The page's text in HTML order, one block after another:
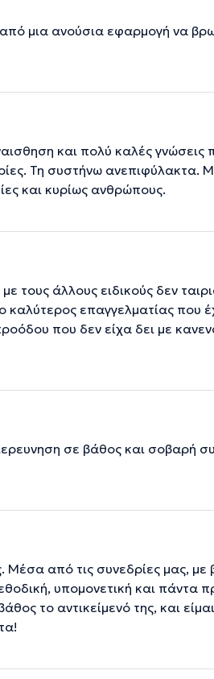
μια ανούσια εφαρμογή να
και πολύ καλές γνώσεις
Τη συστήνω ανεπιφύλακτα.
και κυρίως ανθρώπους.
άλλους ειδικούς δεν
καλύτερος επαγγελματίας που
που δεν είχα δει με
σε βάθος και σοβαρή
Μέσα από τις συνεδρίες μας,
υπομονετική και πάντα
το αντικείμενό της, και